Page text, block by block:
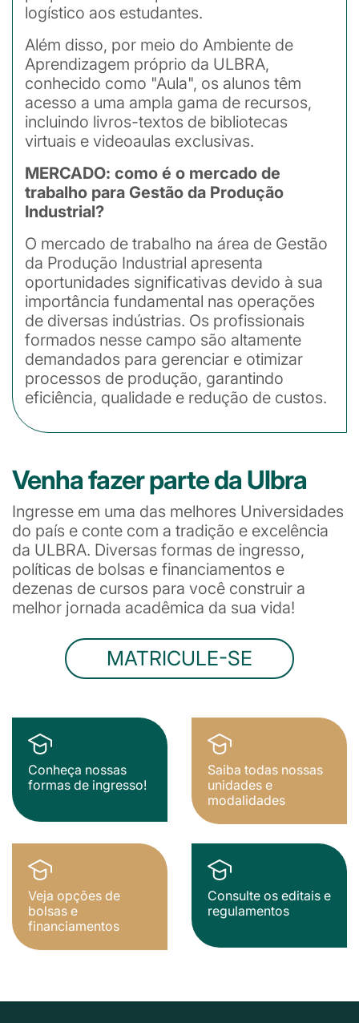
logístico aos estudantes.
Além disso, por meio do Ambiente de
Aprendizagem próprio da ULBRA,
conhecido como "Aula", os alunos têm
acesso a uma ampla gama de recursos,
incluindo livros-textos de bibliotecas
virtuais e videoaulas exclusivas.
MERCADO: como é o mercado de
trabalho para Gestão da Produção
Industrial?
O mercado de trabalho na área de Gestão
da Produção Industrial apresenta
oportunidades significativas devido à sua
importância fundamental nas operações
de diversas indústrias. Os profissionais
formados nesse campo são altamente
demandados para gerenciar e otimizar
processos de produção, garantindo
eficiência, qualidade e redução de custos.
Venha fazer parte da Ulbra
Ingresse em uma das melhores Universidades
do país e conte com a tradição e excelência
da ULBRA. Diversas formas de ingresso,
políticas de bolsas e financiamentos e
dezenas de cursos para você construir a
melhor jornada acadêmica da sua vida!
MATRICULE-SE
Conheça nossas
formas de ingresso!
Saiba todas nossas
unidades e
modalidades
Veja opções de
bolsas e
financiamentos
Consulte os editais e
regulamentos